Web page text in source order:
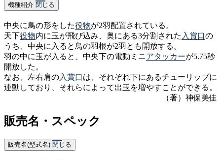
機種紹介 閉じる
中央に鳥の形をした役物が2羽配置されている。
天下役物内に玉が飛び込み、奥にある3分割された 入賞口の
うち、中央に入ると鳥の羽根が2羽とも開放する。
羽の中に玉が入ると、中央下の電動ミニアタッカーが5.75秒
開放した。
なお、左右肩の入賞口は、それぞれ下にあるチューリップに
連動しており、それらによって出玉を増やすことができる。
（著）神保美佳
販売名・スペック
販売名(型式名) 閉じる